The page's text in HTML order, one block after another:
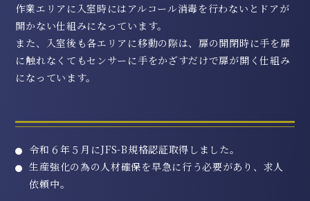
作業エリアに入室時にはアルコール消毒を行わないとドアが
開かない仕組みになっています。
また、入室後も各エリアに移動の際は、扉の開閉時に手を扉
に触れなくてもセンサーに手をかざすだけで扉が開く仕組み
になっています。
令和６年５月にJFS-B規格認証取得しました。
生産強化の為の人材確保を早急に行う必要があり、求人
依頼中。